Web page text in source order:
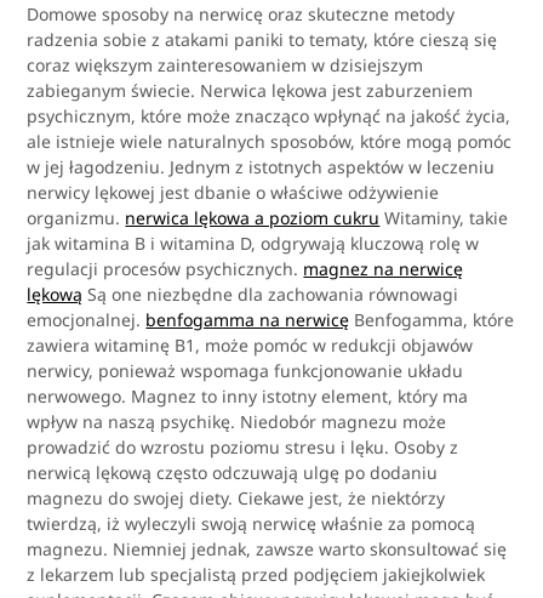
Domowe sposoby na nerwicę oraz skuteczne metody
radzenia sobie z atakami paniki to tematy, które cieszą się
coraz większym zainteresowaniem w dzisiejszym
zabieganym świecie. Nerwica lękowa jest zaburzeniem
psychicznym, które może znacząco wpłynąć na jakość życia,
ale istnieje wiele naturalnych sposobów, które mogą pomóc
w jej łagodzeniu. Jednym z istotnych aspektów w leczeniu
nerwicy lękowej jest dbanie o właściwe odżywienie
organizmu. nerwica lękowa a poziom cukru Witaminy, takie
jak witamina B i witamina D, odgrywają kluczową rolę w
regulacji procesów psychicznych. magnez na nerwicę
lękową Są one niezbędne dla zachowania równowagi
emocjonalnej. benfogamma na nerwicę Benfogamma, które
zawiera witaminę B1, może pomóc w redukcji objawów
nerwicy, ponieważ wspomaga funkcjonowanie układu
nerwowego. Magnez to inny istotny element, który ma
wpływ na naszą psychikę. Niedobór magnezu może
prowadzić do wzrostu poziomu stresu i lęku. Osoby z
nerwicą lękową często odczuwają ulgę po dodaniu
magnezu do swojej diety. Ciekawe jest, że niektórzy
twierdzą, iż wyleczyli swoją nerwicę właśnie za pomocą
magnezu. Niemniej jednak, zawsze warto skonsultować się
z lekarzem lub specjalistą przed podjęciem jakiejkolwiek